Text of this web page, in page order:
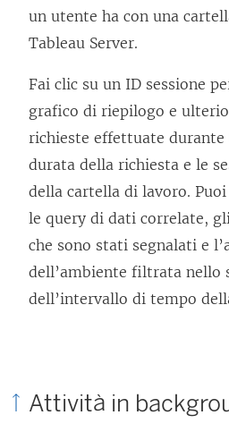
un utente ha con una
Tableau Server.
Fai clic su un ID sessione
grafico di riepilogo e
richieste effettuate durante
durata della richiesta e le
della cartella di lavoro.
le query di dati correlate,
che sono stati segnalati e
dell’ambiente filtrata nello
dell’intervallo di tempo
Attività in